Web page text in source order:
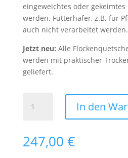
eingeweichtes oder
werden. Futterhafer, z.B. für
auch nicht verarbeitet werden.
Jetzt neu: Alle
werden mit praktischer
geliefert.
Flockenquetsche
mit
Menge
In den
247,00 €